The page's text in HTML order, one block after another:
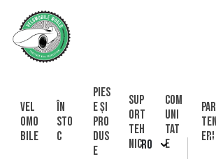
Vel
omo
bile
În
sto
c
Pies
e și
pro
dus
e
Sup
ort
Teh
nic
Com
uni
tat
e
Par
ten
eri
RO